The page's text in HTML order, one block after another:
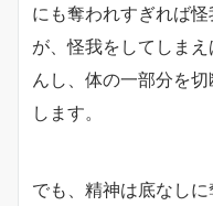
にも奪われすぎれば
が、怪我をしてしま
んし、体の一部分を
します。
でも、精神は底なし